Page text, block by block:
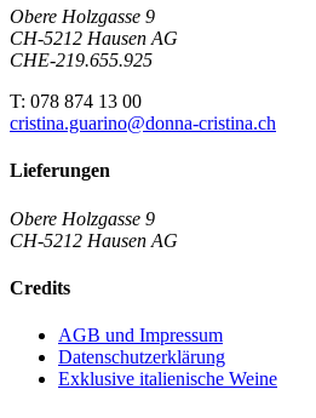
Obere Holzgasse 9
CH-5212 Hausen AG
CHE-219.655.925
T: 078 874 13 00
cristina.guarino@donna-cristina.ch
Lieferungen
Obere Holzgasse 9
CH-5212 Hausen AG
Credits
AGB und Impressum
Datenschutzerklärung
Exklusive italienische Weine